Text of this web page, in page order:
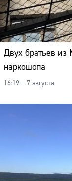
Двух братьев из
наркошопа
16:19 – 7 августа